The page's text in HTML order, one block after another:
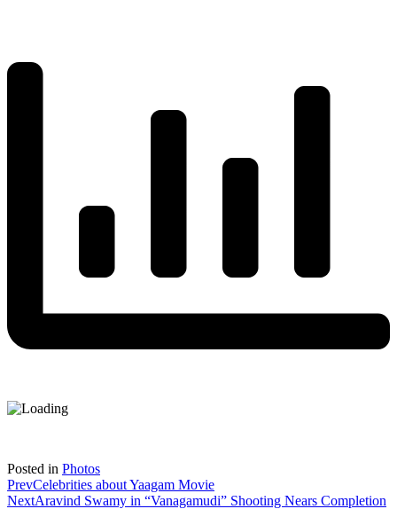
Posted in Photos
PrevCelebrities about Yaagam Movie
NextAravind Swamy in “Vanagamudi” Shooting Nears Completion